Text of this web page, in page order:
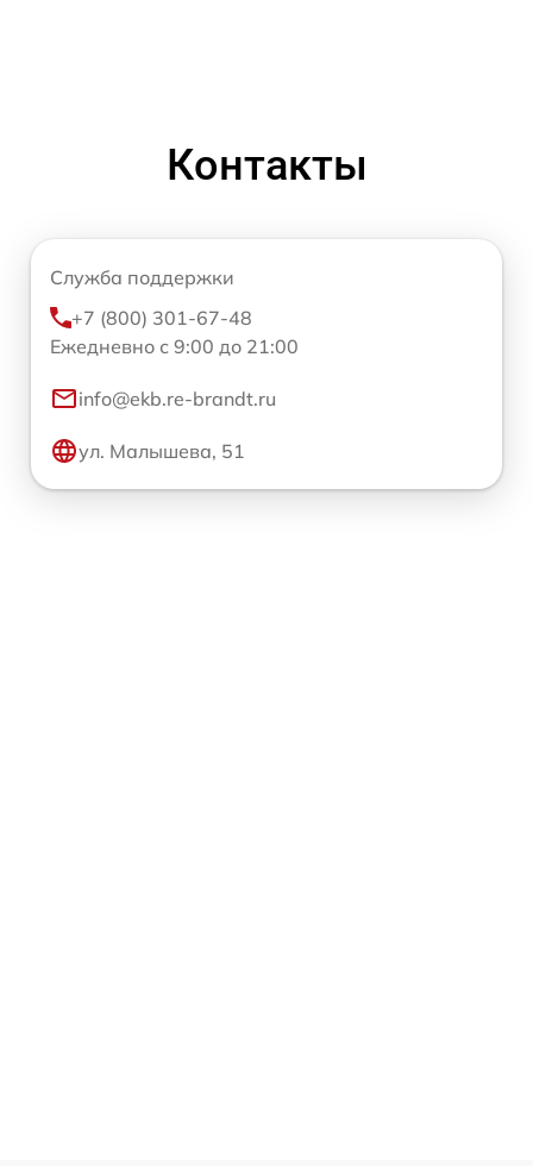
Контакты
Служба поддержки
+7 (800) 301-67-48
Ежедневно с 9:00 до 21:00
info@ekb.re-brandt.ru
ул. Малышева, 51